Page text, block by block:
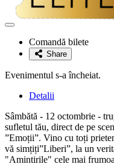
Adaugă
favoriteComandă bilete
Share
Evenimentul s-a încheiat.
Detalii
Sâmbătă - 12 octombrie -
sufletul tău, direct de pe
”Emoții”. Vino cu toți
vă simțiți”Liberi”, la un
"Amintirile" cele mai